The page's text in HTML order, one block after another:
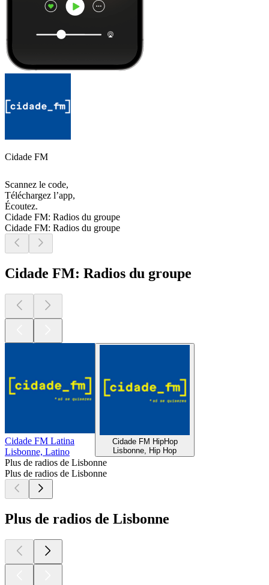
Cidade FM
Scannez le code,
Téléchargez l’app,
Écoutez.
Cidade FM: Radios du groupe
Cidade FM: Radios du groupe
Cidade FM: Radios du groupe
Cidade FM Latina
Lisbonne, Latino
Cidade FM HipHop
Lisbonne, Hip Hop
Plus de radios de Lisbonne
Plus de radios de Lisbonne
Plus de radios de Lisbonne